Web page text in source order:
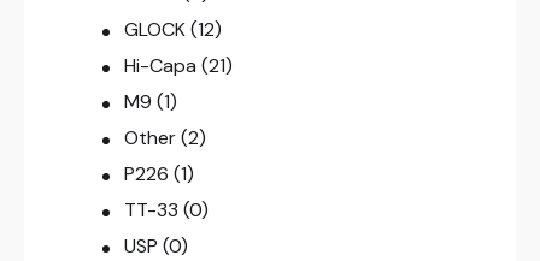
GLOCK (12)
Hi-Capa (21)
M9 (1)
Other (2)
P226 (1)
TT-33 (0)
USP (0)